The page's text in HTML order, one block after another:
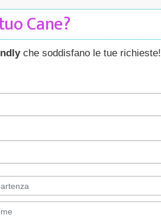
Cane?
che soddisfano le tue richieste!